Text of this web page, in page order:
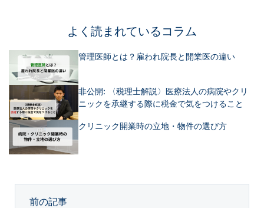
よく読まれているコラム
管理医師とは？雇われ院長と開業医の違い
非公開: 〈税理士解説〉医療法人の病院やクリ
ニックを承継する際に税金で気をつけること
クリニック開業時の立地・物件の選び方
前の記事